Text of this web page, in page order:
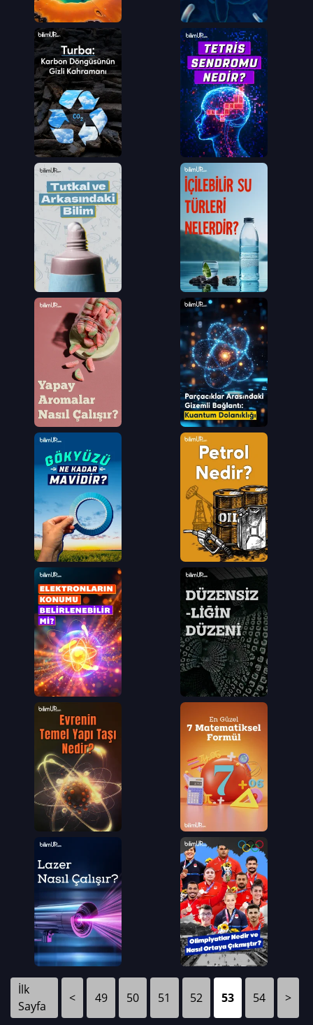
İlk
Sayfa
< 49 50 51 52 53 54 >